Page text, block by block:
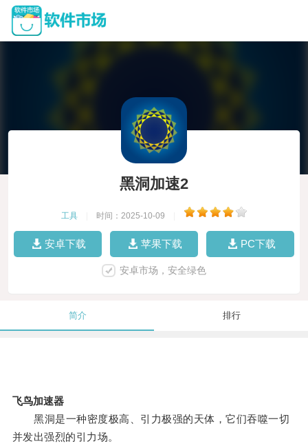
黑洞加速2
工具 时间：2025-10-09
安卓下载 苹果下载 PC下载
安卓市场，安全绿色
简介 排行
飞鸟加速器
黑洞是一种密度极高、引力极强的天体，它们吞噬一切
并发出强烈的引力场。